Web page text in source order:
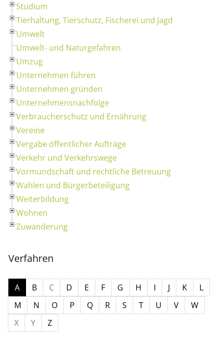
Studium
Tierhaltung, Tierschutz, Fischerei und Jagd
Umwelt
Umwelt- und Naturgefahren
Umzug
Unternehmen führen
Unternehmen gründen
Unternehmensnachfolge
Verbraucherschutz und Ernährung
Vereine
Vergabe öffentlicher Aufträge
Verkehr und Verkehrswege
Vormundschaft und rechtliche Betreuung
Wahlen und Bürgerbeteiligung
Weiterbildung
Wohnen
Zuwanderung
Verfahren
A B C D E F G H I J K
L
M
N O P Q R S T U V
W
X
Y Z